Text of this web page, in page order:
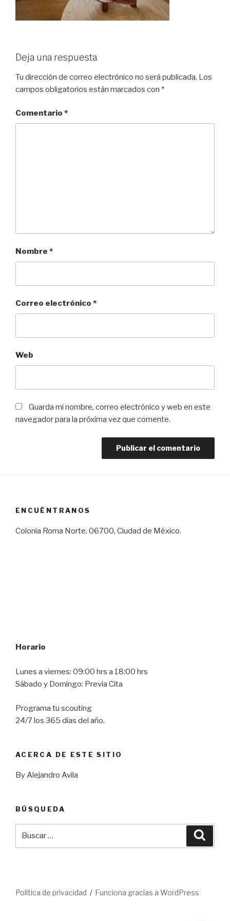
Deja una respuesta
Tu dirección de correo electrónico no será publicada. Los
campos obligatorios están marcados con *
Comentario *
Nombre *
Correo electrónico *
Web
Guarda mi nombre, correo electrónico y web en este
navegador para la próxima vez que comente.
ENCUÉNTRANOS
Colonia Roma Norte, 06700, Ciudad de México.
Horario
Lunes a viernes: 09:00 hrs a 18:00 hrs
Sábado y Domingo: Previa Cita
Programa tu scouting
24/7 los 365 días del año.
ACERCA DE ESTE SITIO
By Alejandro Avila
BÚSQUEDA
Política de privacidad Funciona gracias a WordPress